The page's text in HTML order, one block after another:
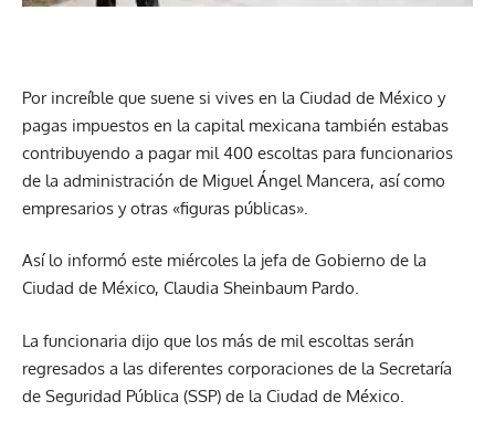
Por increíble que suene si vives en la Ciudad de México y
pagas impuestos en la capital mexicana también estabas
contribuyendo a pagar mil 400 escoltas para funcionarios
de la administración de Miguel Ángel Mancera, así como
empresarios y otras «figuras públicas».
Así lo informó este miércoles la jefa de Gobierno de la
Ciudad de México, Claudia Sheinbaum Pardo.
La funcionaria dijo que los más de mil escoltas serán
regresados a las diferentes corporaciones de la Secretaría
de Seguridad Pública (SSP) de la Ciudad de México.